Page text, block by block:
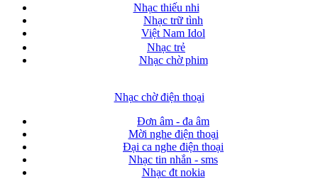
Nhạc thiếu nhi
Nhạc trữ tình
Việt Nam Idol
Nhạc trẻ
Nhạc chờ phim
Nhạc chờ điện thoại
Đơn âm - đa âm
Mời nghe điện thoại
Đại ca nghe điện thoại
Nhạc tin nhắn - sms
Nhạc đt nokia